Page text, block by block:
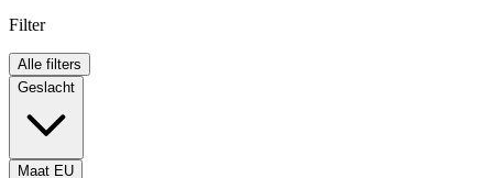
Filter
Alle filters
Geslacht
Maat EU